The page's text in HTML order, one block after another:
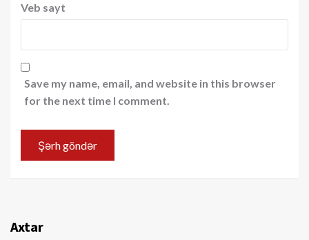
Veb sayt
Save my name, email, and website in this browser
for the next time I comment.
Axtar